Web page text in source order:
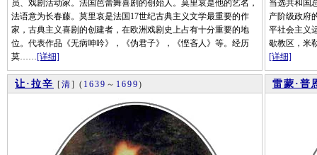
员、戏剧活动家。法国芭蕾舞喜剧的创始人。莫里哀是他的艺名，
法语意为长春藤。莫里哀是法国17世纪古典主义文学最重要的作
家，古典主义喜剧的创建者，在欧洲戏剧史上占有十分重要的地
位。代表作品《无病呻吟》，《伪君子》，《悭吝人》等。经历
莫……[详细]
当选共和国
产阶级政府
平社会主义
歇教区，米
[详细]
让·拉辛 [清] ( 1639 ～ 1699) 雷蒙·普